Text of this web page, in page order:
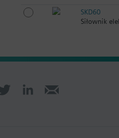
SKD60
Siłownik